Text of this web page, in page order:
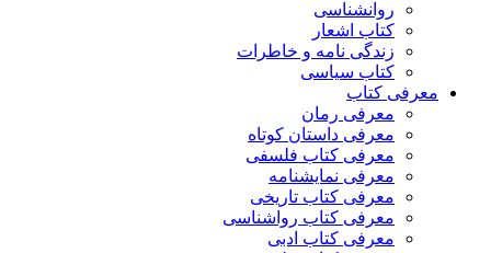
روانشناسی
کتاب اشعار
زندگی نامه و خاطرات
کتاب سیاسی
معرفی کتاب
معرفی رمان
معرفی داستان کوتاه
معرفی کتاب فلسفی
معرفی نمایشنامه
معرفی کتاب تاریخی
معرفی کتاب رواشناسی
معرفی کتاب ادبی